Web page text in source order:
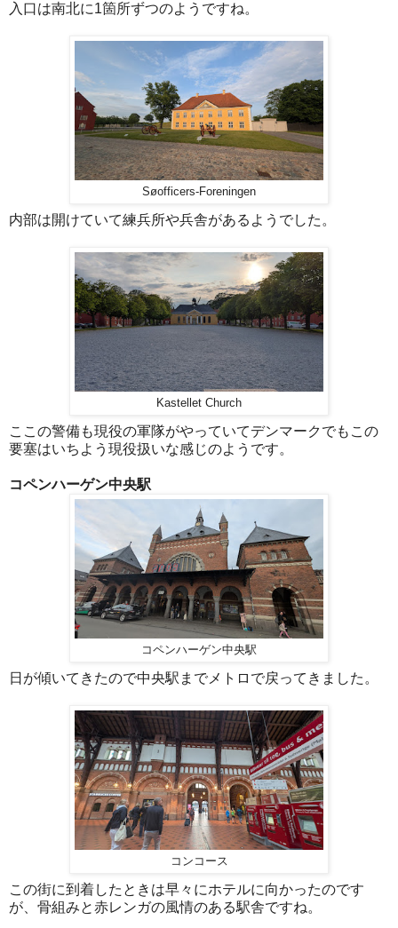
入口は南北に1箇所ずつのようですね。
Søofficers-Foreningen
内部は開けていて練兵所や兵舎があるようでした。
Kastellet Church
ここの警備も現役の軍隊がやっていてデンマークでもこの
要塞はいちよう現役扱いな感じのようです。
コペンハーゲン中央駅
コペンハーゲン中央駅
日が傾いてきたので中央駅までメトロで戻ってきました。
コンコース
この街に到着したときは早々にホテルに向かったのです
が、骨組みと赤レンガの風情のある駅舎ですね。